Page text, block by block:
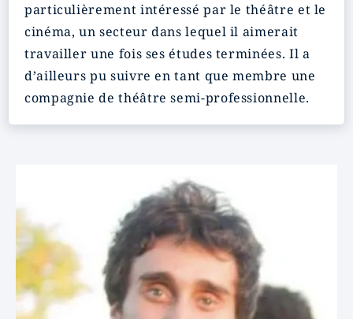
particulièrement intéressé par le théâtre et le
cinéma, un secteur dans lequel il aimerait
travailler une fois ses études terminées. Il a
d’ailleurs pu suivre en tant que membre une
compagnie de théâtre semi-professionnelle.